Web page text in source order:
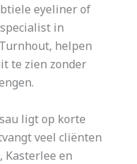
eyeliner of
in
helpen
te zien zonder
ligt op korte
veel cliënten
en